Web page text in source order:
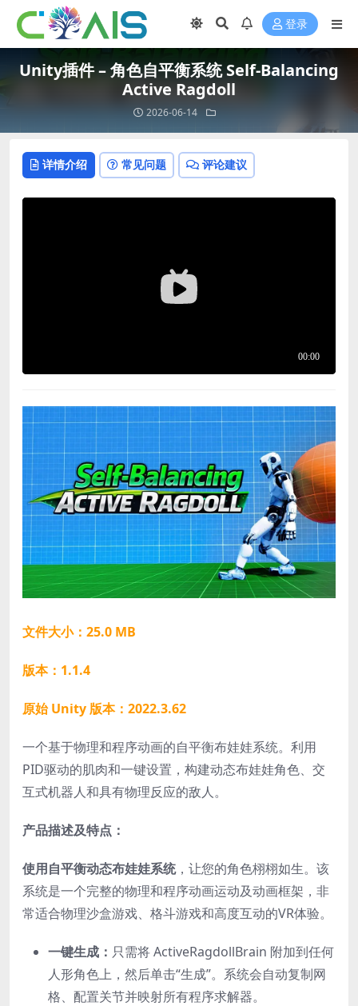
登录
Unity插件 – 角色自平衡系统 Self-Balancing
Active Ragdoll
2026-06-14
详情介绍 常见问题 评论建议
文件大小：25.0 MB
版本：1.1.4
原始 Unity 版本：2022.3.62
一个基于物理和程序动画的自平衡布娃娃系统。利用
PID驱动的肌肉和一键设置，构建动态布娃娃角色、交
互式机器人和具有物理反应的敌人。
产品描述及特点：
使用自平衡动态布娃娃系统，让您的角色栩栩如生。该
系统是一个完整的物理和程序动画运动及动画框架，非
常适合物理沙盒游戏、格斗游戏和高度互动的VR体验。
一键生成： 只需将 ActiveRagdollBrain 附加到任何
人形角色上，然后单击“生成”。系统会自动复制网
格、配置关节并映射所有程序求解器。